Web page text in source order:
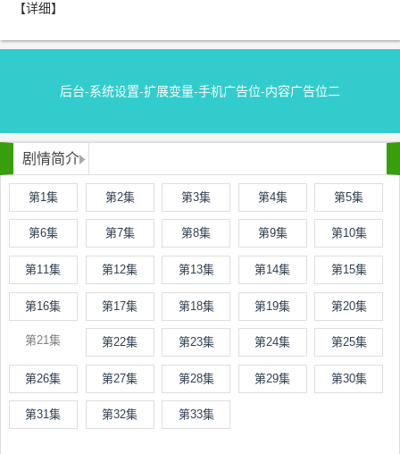
【详细】
后台-系统设置-扩展变量-手机广告位-内容广告位二
剧情简介
第1集 第2集 第3集 第4集 第5集
第6集 第7集 第8集 第9集 第10集
第11集 第12集 第13集 第14集 第15集
第16集 第17集 第18集 第19集 第20集
第21集 第22集 第23集 第24集 第25集
第26集 第27集 第28集 第29集 第30集
第31集 第32集 第33集